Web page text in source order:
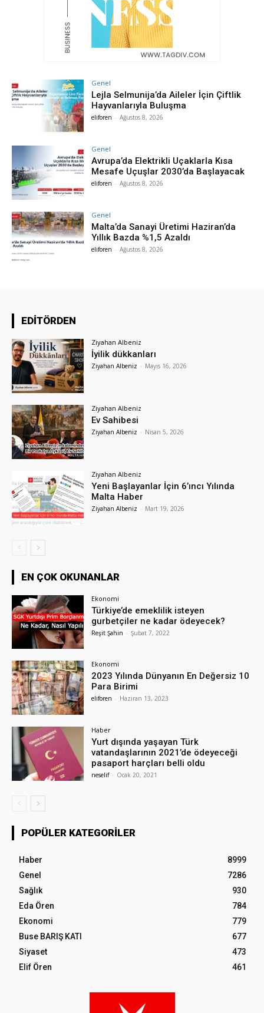
Genel
Lejla Selmunija’da Aileler İçin Çiftlik
Hayvanlarıyla Buluşma
eliforen - Ağustos 8, 2026
Genel
Avrupa’da Elektrikli Uçaklarla Kısa
Mesafe Uçuşlar 2030’da Başlayacak
eliforen - Ağustos 8, 2026
Genel
Malta’da Sanayi Üretimi Haziran’da
Yıllık Bazda %1,5 Azaldı
eliforen - Ağustos 8, 2026
EDİTÖRDEN
Ziyahan Albeniz
İyilik dükkanları
Ziyahan Albeniz - Mayıs 16, 2026
Ziyahan Albeniz
Ev Sahibesi
Ziyahan Albeniz - Nisan 5, 2026
Ziyahan Albeniz
Yeni Başlayanlar İçin 6’ıncı Yılında
Malta Haber
Ziyahan Albeniz - Mart 19, 2026
EN ÇOK OKUNANLAR
Ekonomi
Türkiye’de emeklilik isteyen
gurbetçiler ne kadar ödeyecek?
Reşit Şahin - Şubat 7, 2022
Ekonomi
2023 Yılında Dünyanın En Değersiz 10
Para Birimi
eliforen - Haziran 13, 2023
Haber
Yurt dışında yaşayan Türk
vatandaşlarının 2021’de ödeyeceği
pasaport harçları belli oldu
neselif - Ocak 20, 2021
POPÜLER KATEGORILER
Haber
8999
Genel
7286
Sağlık
930
Eda Ören
784
Ekonomi
779
Buse BARIŞ KATI
677
Siyaset
473
Elif Ören
461